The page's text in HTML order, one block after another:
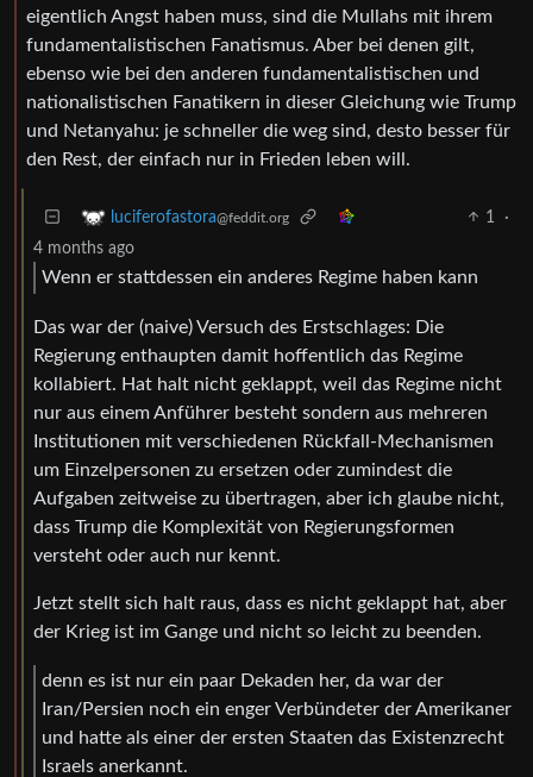
eigentlich Angst haben muss, sind die Mullahs mit ihrem
fundamentalistischen Fanatismus. Aber bei denen gilt,
ebenso wie bei den anderen fundamentalistischen und
nationalistischen Fanatikern in dieser Gleichung wie Trump
und Netanyahu: je schneller die weg sind, desto besser für
den Rest, der einfach nur in Frieden leben will.
luciferofastora@feddit.org 1
·
4 months ago
Wenn er stattdessen ein anderes Regime haben kann
Das war der (naive) Versuch des Erstschlages: Die
Regierung enthaupten damit hoffentlich das Regime
kollabiert. Hat halt nicht geklappt, weil das Regime nicht
nur aus einem Anführer besteht sondern aus mehreren
Institutionen mit verschiedenen Rückfall-Mechanismen
um Einzelpersonen zu ersetzen oder zumindest die
Aufgaben zeitweise zu übertragen, aber ich glaube nicht,
dass Trump die Komplexität von Regierungsformen
versteht oder auch nur kennt.
Jetzt stellt sich halt raus, dass es nicht geklappt hat, aber
der Krieg ist im Gange und nicht so leicht zu beenden.
denn es ist nur ein paar Dekaden her, da war der
Iran/Persien noch ein enger Verbündeter der Amerikaner
und hatte als einer der ersten Staaten das Existenzrecht
Israels anerkannt.